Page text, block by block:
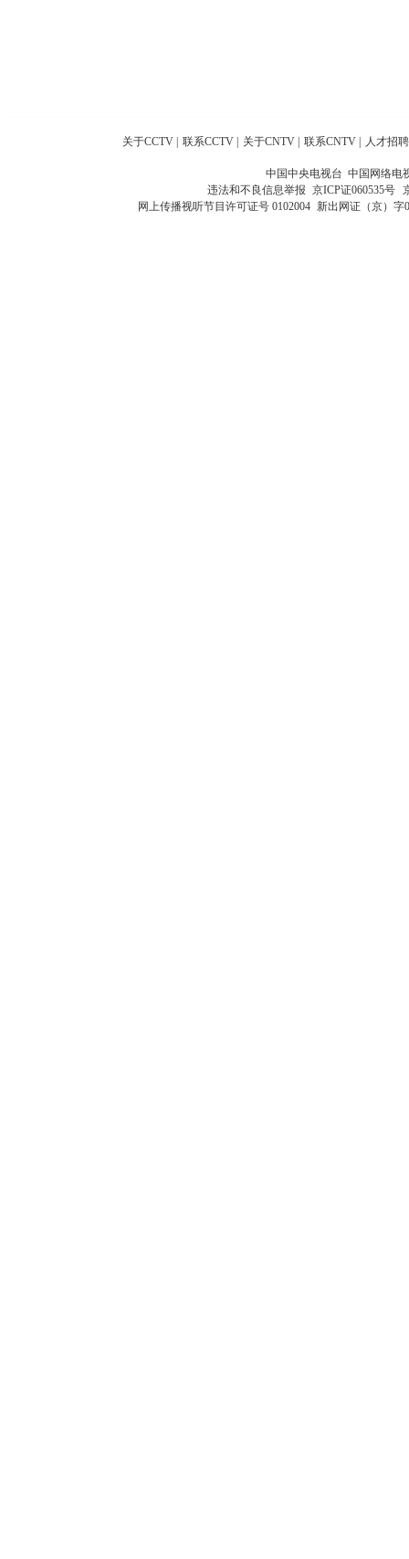
关于CCTV 联系CCTV 关于CNTV 联系CNTV 人才招聘
中国中央电视台 中国网络电
违法和不良信息举报 京ICP证060535号
网上传播视听节目许可证号 0102004 新出网证（京）